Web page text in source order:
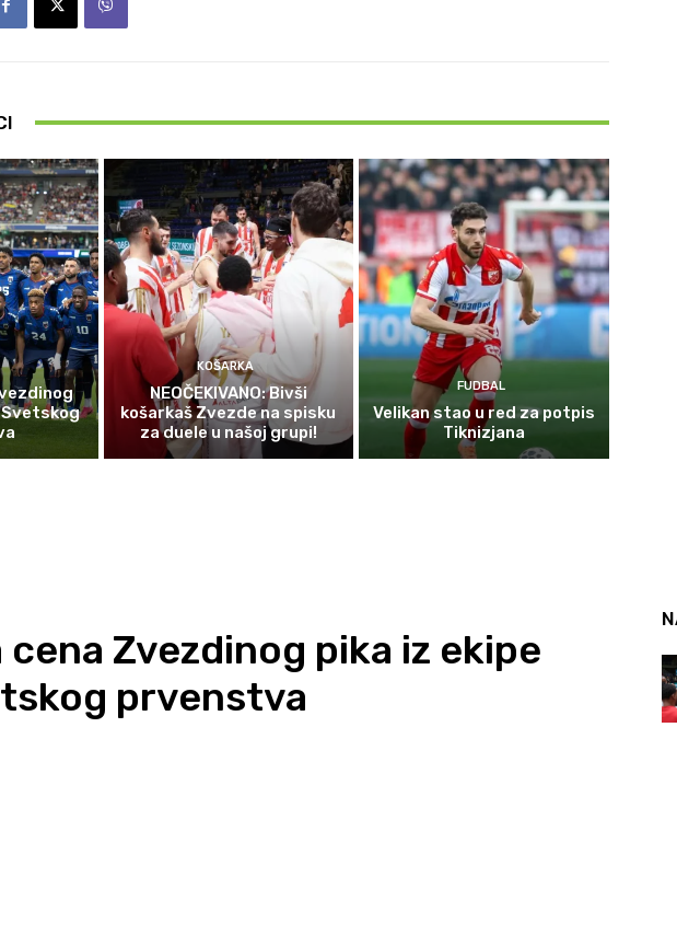
Svetskog
KOŠARKA
NEOČEKIVANO: Bivši
košarkaš Zvezde na spisku
za duele u našoj grupi!
FUDBAL
Velikan stao u red za potpis
Tiknizjana